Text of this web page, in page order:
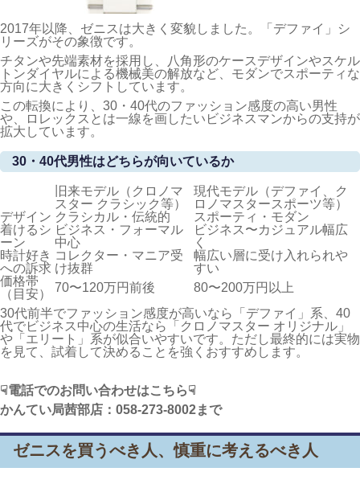
2017年以降、ゼニスは大きく変貌しました。「デファイ」シ
リーズがその象徴です。
チタンや先端素材を採用し、八角形のケースデザインやスケル
トンダイヤルによる機械美の解放など、モダンでスポーティな
方向に大きくシフトしています。
この転換により、30・40代のファッション感度の高い男性
や、ロレックスとは一線を画したいビジネスマンからの支持が
拡大しています。
30・40代男性はどちらが向いているか
旧来モデル（クロノマ
スター クラシック等）
現代モデル（デファイ、ク
ロノマスタースポーツ等）
デザイン クラシカル・伝統的
スポーティ・モダン
着けるシ
ーン
ビジネス・フォーマル
中心
ビジネス〜カジュアル幅広
く
時計好き
への訴求
コレクター・マニア受
け抜群
幅広い層に受け入れられや
すい
価格帯
（目安）
70〜120万円前後
80〜200万円以上
30代前半でファッション感度が高いなら「デファイ」系、40
代でビジネス中心の生活なら「クロノマスター オリジナル」
や「エリート」系が似合いやすいです。ただし最終的には実物
を見て、試着して決めることを強くおすすめします。
☟電話でのお問い合わせはこちら☟
かんてい局茜部店：058-273-8002まで
ゼニスを買うべき人、慎重に考えるべき人